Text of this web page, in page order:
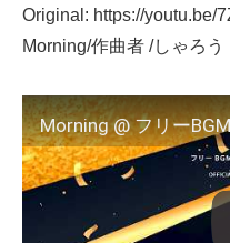
Original: https://youtu.be/
Morning/作曲者 /しゃろう